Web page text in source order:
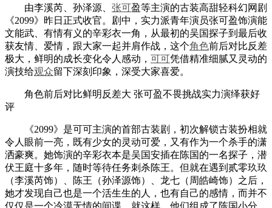
由李溪芮、孙泽源、 张可盈等主演的古装高甜轻科幻网剧
《2099》昨日正式收官。剧中，实力派青年演员张可盈饰演能
文能武、有情有义的辛彩衣一角，从最初的吴国探子到最后收
获友情、爱情，跟大家一起并肩作战，这个角色前后对比反差
极大，鲜明的成长变化令人感动， 可可凭借精准细腻又灵动的
演技给观众留下深刻印象，深受大家喜爱。
角色前后对比鲜明反差大 张可盈不畏挑战实力演绎获好
评
《2099》是可可主演的首部古装剧，初次解锁古装扮相就
令人眼前一亮，既有少女的灵动可爱，又有作为一个杀手的潇
洒豪爽。她饰演的辛彩衣本是吴国安插在陈国的一名探子，潜
伏王庭十多年，随时等待任务刺杀陈王。但就在遇到贰零玖玖
（李溪芮饰）、陈王（孙泽源饰）、龙七（周皓崎饰）之后，
她才发现自己也是一个活生生的人，也有自己的感情，而并不
仅仅是一个冷漠无情的间谍。就这样，他们组成了陈国小分